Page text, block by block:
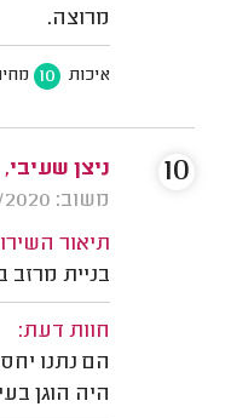
מרוצה.
איכות 10
ניצן
משוב: 08/11/2020
תיאור
בניית מרזב
חוות דעת:
הם נתנו
היה הוגן
10